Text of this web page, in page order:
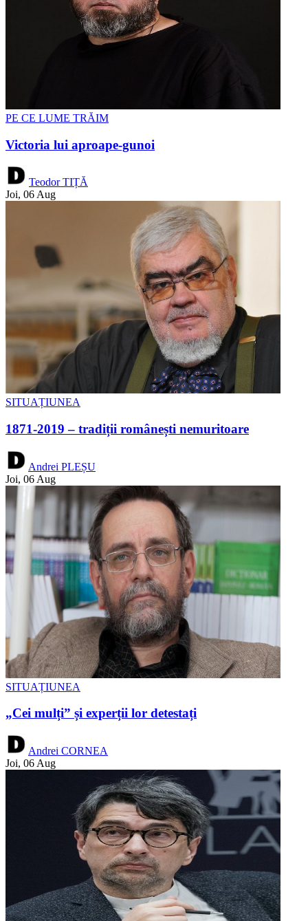
PE CE LUME TRĂIM
Victoria lui aproape-gunoi
Teodor TIȚĂ
Joi, 06 Aug
SITUAȚIUNEA
1871-2019 – tradiții românești nemuritoare
Andrei PLEȘU
Joi, 06 Aug
SITUAȚIUNEA
„Cei mulți” și experții lor detestați
Andrei CORNEA
Joi, 06 Aug